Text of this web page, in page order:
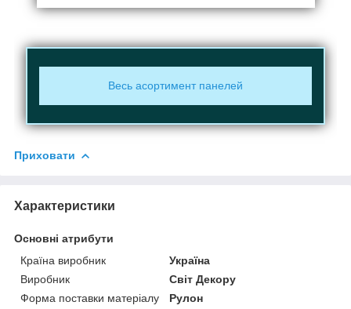
Весь асортимент панелей
Приховати
Характеристики
Основні атрибути
Країна виробник
Україна
Виробник
Світ Декору
Форма поставки матеріалу
Рулон